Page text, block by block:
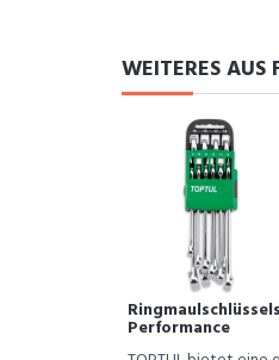
WEITERES AUS
Performance